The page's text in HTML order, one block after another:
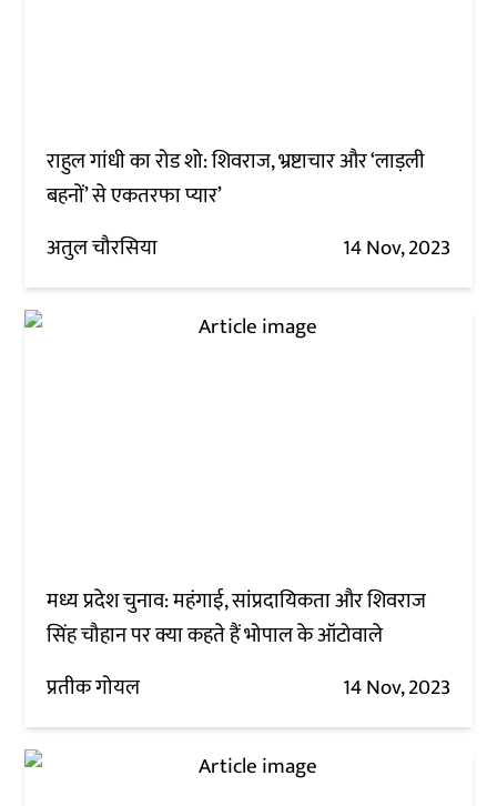
राहुल गांधी का रोड शो: शिवराज, भ्रष्टाचार और ‘लाड़ली
बहनों’ से एकतरफा प्यार’
अतुल चौरसिया
14 Nov, 2023
मध्य प्रदेश चुनाव: महंगाई, सांप्रदायिकता और शिवराज
सिंह चौहान पर क्या कहते हैं भोपाल के ऑटोवाले
प्रतीक गोयल
14 Nov, 2023